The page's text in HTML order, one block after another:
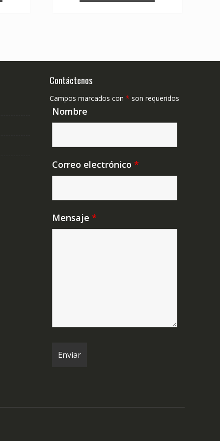
Contáctenos
Campos marcados con * son requeridos
Nombre
Correo electrónico *
Mensaje *